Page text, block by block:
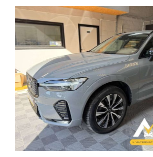
C5
X
1.6
Turbo
PHEV
Shine
Pack
(165
kW)
–
12M